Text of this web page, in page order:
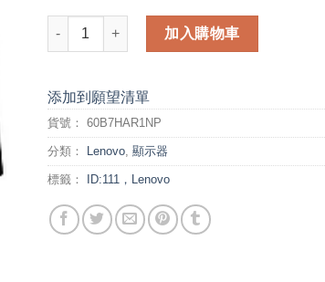
Lenovo ThinkVision T2220 21.5"
加入購物車
添加到願望清單
貨號： 60B7HAR1NP
分類： Lenovo 顯示器
標籤： ID:111，Lenovo